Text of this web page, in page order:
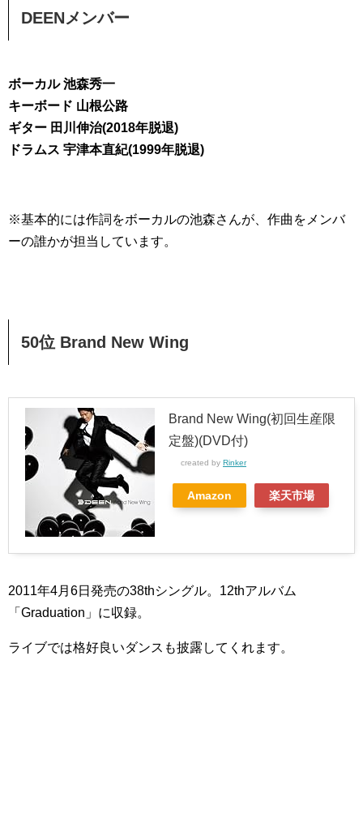
DEENメンバー
ボーカル 池森秀一
キーボード 山根公路
ギター 田川伸治(2018年脱退)
ドラムス 宇津本直紀(1999年脱退)
※基本的には作詞をボーカルの池森さんが、作曲をメンバ
ーの誰かが担当しています。
50位 Brand New Wing
Brand New Wing(初回生産限
定盤)(DVD付)
created by Rinker
Amazon 楽天市場
2011年4月6日発売の38thシングル。12thアルバム
「Graduation」に収録。
ライブでは格好良いダンスも披露してくれます。